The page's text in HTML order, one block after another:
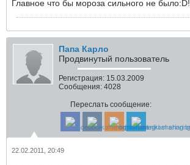
Главное что бы мороза сильного не было:D!
Папа Карло
Продвинутый пользователь
Регистрация: 15.03.2009
Сообщения: 4028
Переслать сообщение:
22.02.2011, 20:49